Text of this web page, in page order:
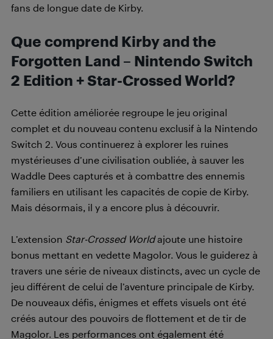
fans de longue date de Kirby.
Que comprend Kirby and the
Forgotten Land – Nintendo Switch
2 Edition + Star-Crossed World?
Cette édition améliorée regroupe le jeu original
complet et du nouveau contenu exclusif à la Nintendo
Switch 2. Vous continuerez à explorer les ruines
mystérieuses d’une civilisation oubliée, à sauver les
Waddle Dees capturés et à combattre des ennemis
familiers en utilisant les capacités de copie de Kirby.
Mais désormais, il y a encore plus à découvrir.
L’extension Star-Crossed Worldajoute une histoire
bonus mettant en vedette Magolor. Vous le guiderez à
travers une série de niveaux distincts, avec un cycle de
jeu différent de celui de l’aventure principale de Kirby.
De nouveaux défis, énigmes et effets visuels ont été
créés autour des pouvoirs de flottement et de tir de
Magolor. Les performances ont également été